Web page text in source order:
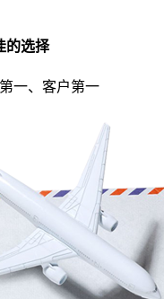
的选择
一、客户第一